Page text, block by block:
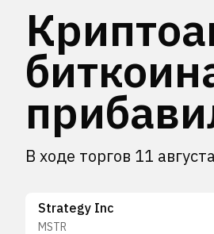
В ходе торгов 11
Strategy Inc
MSTR